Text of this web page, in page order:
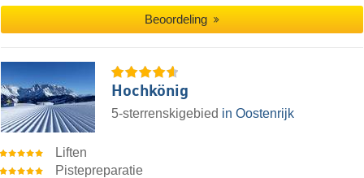
Beoordeling
Hochkönig
5-sterrenskigebied in Oostenrijk
Liften
Pistepreparatie